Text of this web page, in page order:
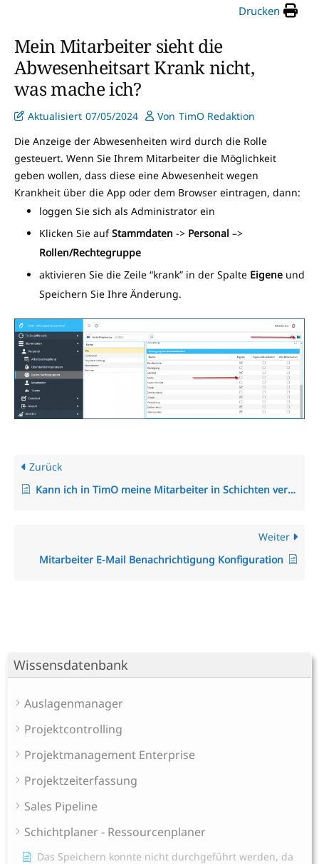
Wissensdatenbank
Auslagenmanager
Projektcontrolling
Projektmanagement Enterprise
Projektzeiterfassung
Sales Pipeline
Schichtplaner - Ressourcenplaner
Das Speichern konnte nicht durchgeführt werden, da
Drucken
Mein Mitarbeiter sieht die
Abwesenheitsart Krank nicht,
was mache ich?
Aktualisiert 07/05/2024 Von TimO Redaktion
Die Anzeige der Abwesenheiten wird durch die Rolle
gesteuert. Wenn Sie Ihrem Mitarbeiter die Möglichkeit
geben wollen, dass diese eine Abwesenheit wegen
Krankheit über die App oder dem Browser eintragen, dann:
loggen Sie sich als Administrator ein
Klicken Sie aufStammdaten -> Personal –>
Rollen/Rechtegruppe
aktivieren Sie die Zeile “krank” in der Spalte Eigene und
Speichern Sie Ihre Änderung.
Zurück
Kann ich in TimO meine Mitarbeiter in Schichten verplanen?
Weiter
Mitarbeiter E-Mail Benachrichtigung Konfiguration